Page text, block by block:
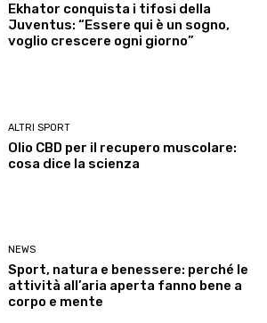
Ekhator conquista i tifosi della
Juventus: “Essere qui è un sogno,
voglio crescere ogni giorno”
ALTRI SPORT
Olio CBD per il recupero muscolare:
cosa dice la scienza
NEWS
Sport, natura e benessere: perché le
attività all’aria aperta fanno bene a
corpo e mente